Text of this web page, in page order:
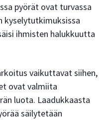
pyörät ovat turvassa
kyselytutkimuksissa
ihmisten halukkuutta
vaikuttavat siihen,
ovat valmiita
luota. Laadukkaasta
säilytetään